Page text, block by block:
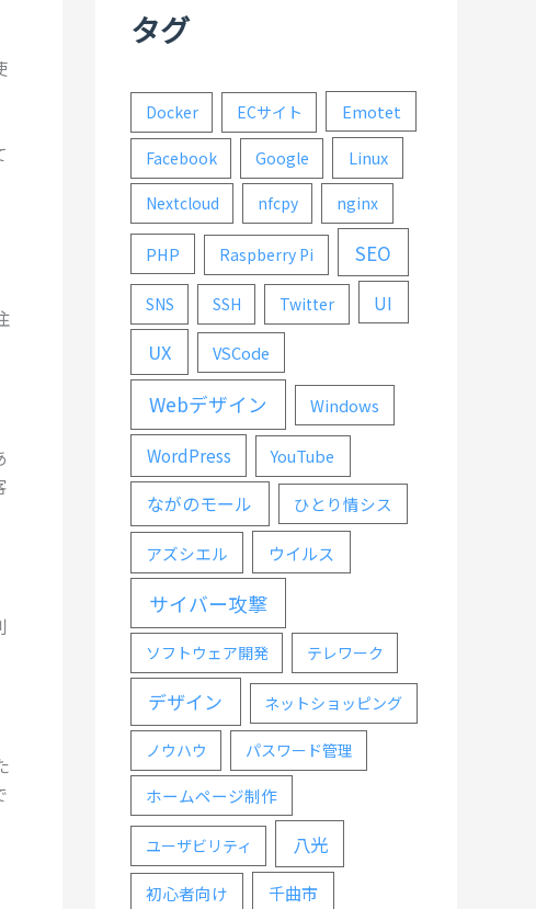
タグ
Docker ECサイト Emotet
Facebook Google Linux
Nextcloud nfcpy nginx
PHP Raspberry Pi SEO
SNS SSH Twitter UI
UX VSCode
Webデザイン Windows
WordPress YouTube
ながのモール ひとり情シス
アズシエル ウイルス
サイバー攻撃
ソフトウェア開発 テレワーク
デザイン ネットショッピング
ノウハウ パスワード管理
ホームページ制作
ユーザビリティ 八光
初心者向け 千曲市